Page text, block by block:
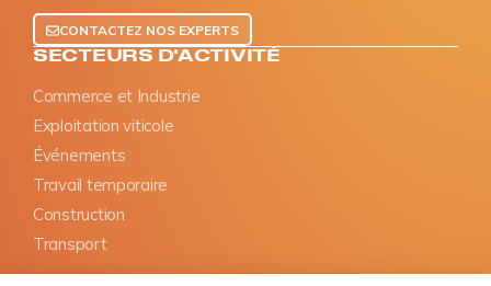
CONTACTEZ NOS EXPERTS
SECTEURS D'ACTIVITÉ
Commerce et Industrie
Exploitation viticole
Événements
Travail temporaire
Construction
Transport